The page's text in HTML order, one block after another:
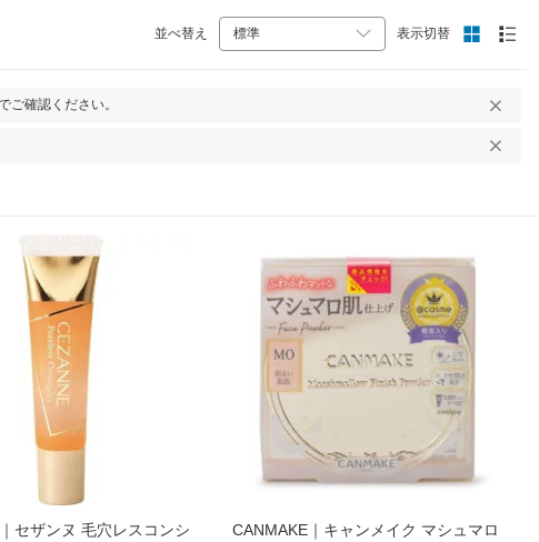
並べ替え 表示切替
確認ください。
セザンヌ 毛穴レスコンシ
CANMAKE｜キャンメイク マシュマロ